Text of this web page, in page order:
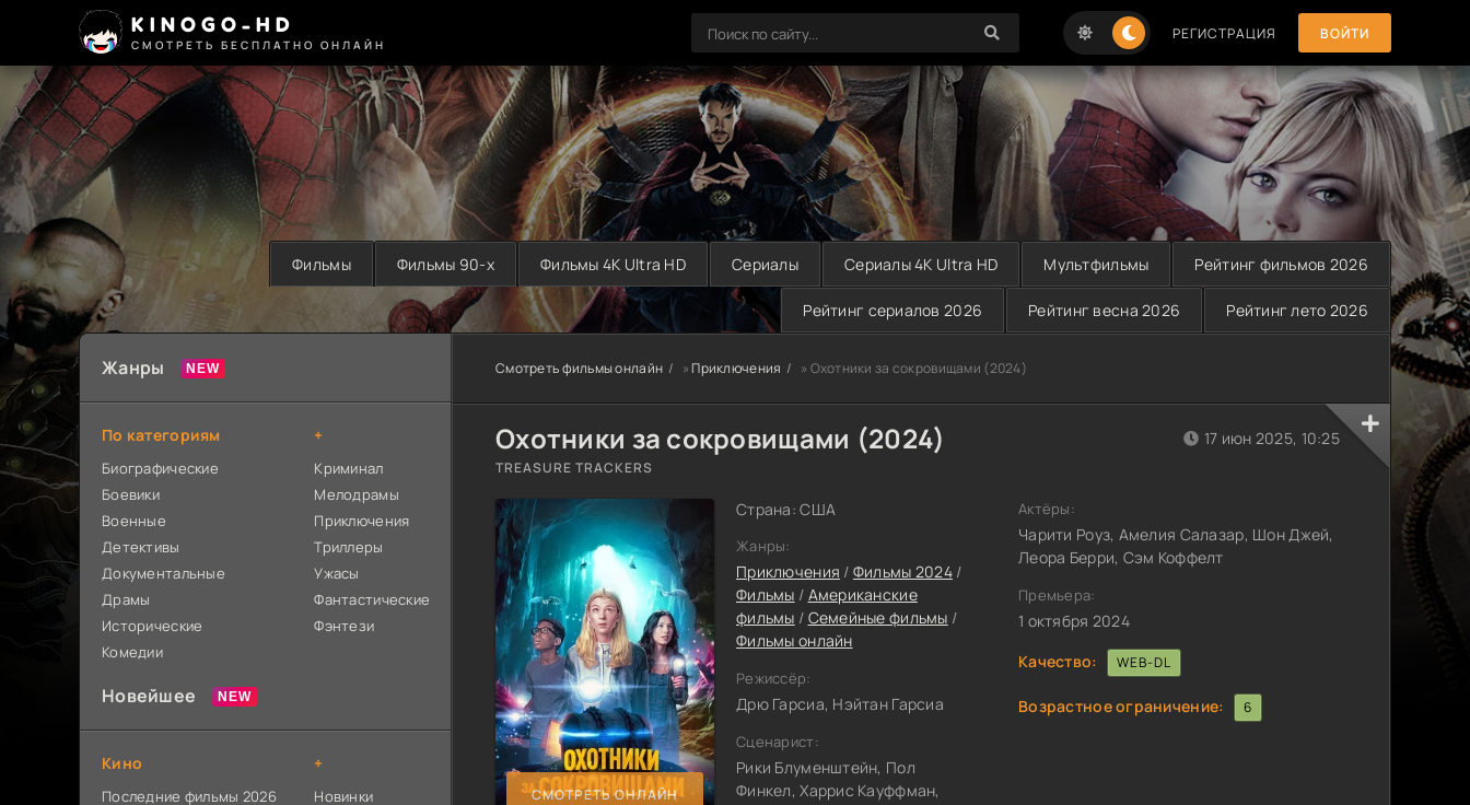
KINOGO-HD
СМОТРЕТЬ БЕСПЛАТНО ОНЛАЙН
РЕГИСТРАЦИЯ ВОЙТИ
Фильмы Фильмы 90-х Фильмы 4K Ultra HD Сериалы Сериалы 4K Ultra HD Мультфильмы Рейтинг фильмов 2026
Рейтинг сериалов 2026 Рейтинг весна 2026 Рейтинг лето 2026
Смотреть фильмы онлайн »Приключения » Охотники за сокровищами (2024)
Охотники за сокровищами (2024)
TREASURE TRACKERS
СМОТРЕТЬ ОНЛАЙН
Страна: США
Жанры:
Приключения / Фильмы 2024 /
Фильмы / Американские
фильмы / Семейные фильмы /
Фильмы онлайн
Режиссёр:
Дрю Гарсиа, Нэйтан Гарсиа
Сценарист:
Рики Блуменштейн, Пол
Финкел, Харрис Кауффман,
17 июн 2025, 10:25
Актёры:
Чарити Роуз, Амелия Салазар, Шон Джей,
Леора Берри, Сэм Коффелт
Премьера:
1 октября 2024
Качество:
WEB-DL
Возрастное ограничение: 6
Жанры
По категориям
Биографические
Боевики
Военные
Детективы
Документальные
Драмы
Исторические
Комедии
+
Криминал
Мелодрамы
Приключения
Триллеры
Ужасы
Фантастические
Фэнтези
Новейшее
Кино
Последние фильмы 2026
+
Новинки